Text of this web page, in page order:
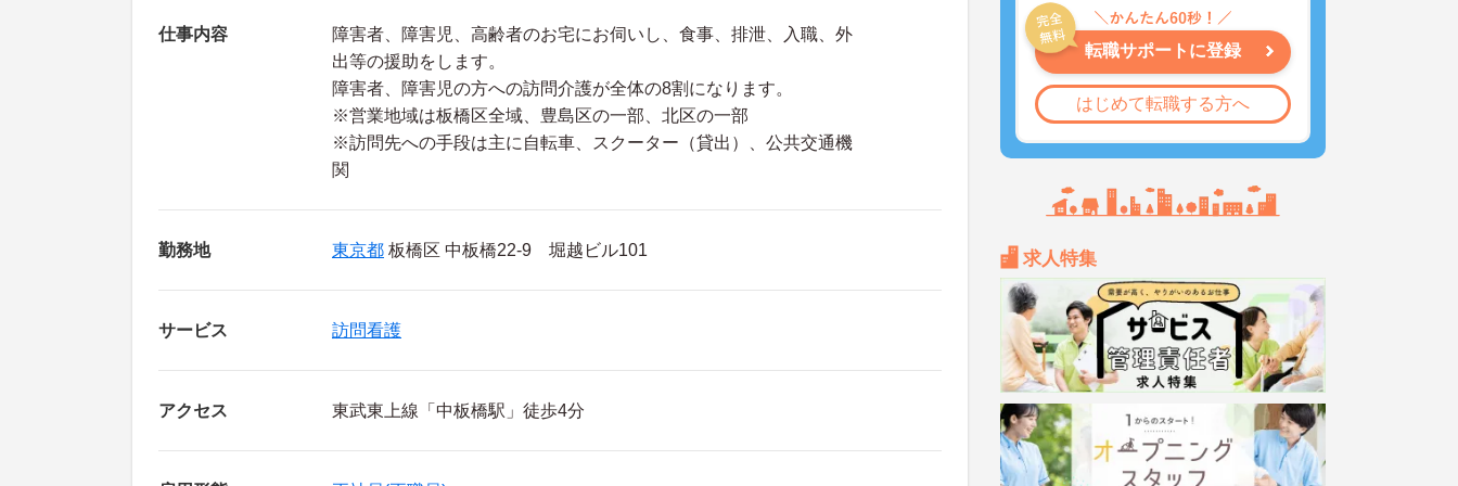
仕事内容
障害者、障害児、高齢者のお宅にお伺いし、食事、排泄、入職、外
出等の援助をします。
障害者、障害児の方への訪問介護が全体の8割になります。
※営業地域は板橋区全域、豊島区の一部、北区の一部
※訪問先への手段は主に自転車、スクーター（貸出）、公共交通機
関
勤務地 東京都 板橋区 中板橋22-9 堀越ビル101
サービス 訪問看護
アクセス 東武東上線「中板橋駅」徒歩4分
転職サポートに登録
はじめて転職する方へ
求人特集